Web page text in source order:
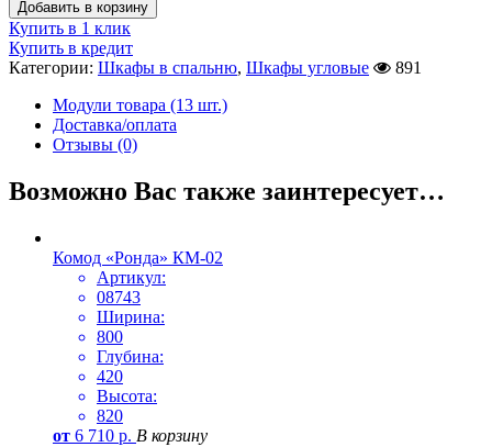
Добавить в корзину
Купить в 1 клик
Купить в кредит
Категории: Шкафы в спальню, Шкафы угловые
891
Модули товара (13 шт.)
Доставка/оплата
Отзывы (0)
Возможно Вас также заинтересует…
Комод «Ронда» КМ-02
Артикул:
08743
Ширина:
800
Глубина:
420
Высота:
820
от 6 710 р. В корзину